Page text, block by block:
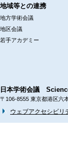
地域等との連携
地方学術会議
地区会議
若手アカデミー
日本学術会議
〒106-8555 東京都港区
ウェブアクセシビリ